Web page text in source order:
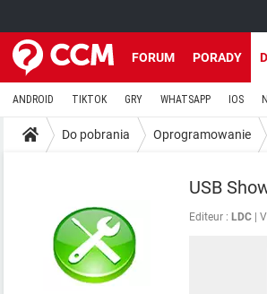
FORUM PORADY
ANDROID TIKTOK GRY WHATSAPP IOS
Do pobrania Oprogramowanie
USB
Editeur : LDC